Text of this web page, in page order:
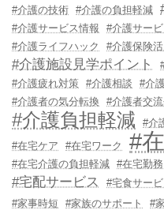
#介護の技術 #介護の負担軽減
#介護サービス情報 #介護サー
#介護ライフハック
#介護保険活
#介護施設見学ポイント
#介護疲れ対策 #介護相談 #介
#介護者の気分転換
#介護者交
#介護負担軽減 #介
#在宅ケア
#在宅ワーク #
#在宅介護の負担軽減 #在宅勤務
#宅配サービス #宅食サービ
#家事時短
#家族のサポート #